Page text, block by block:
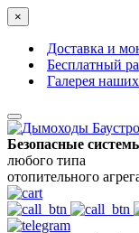
×
Доставка и
Бесплатный
Галерея
Безопасные
любого типа
отопительного